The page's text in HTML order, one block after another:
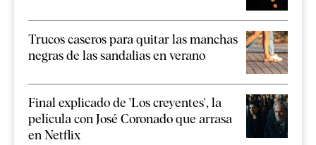
Trucos caseros para quitar las manchas
negras de las sandalias en verano
Final explicado de 'Los creyentes', la
película con José Coronado que arrasa
en Netflix